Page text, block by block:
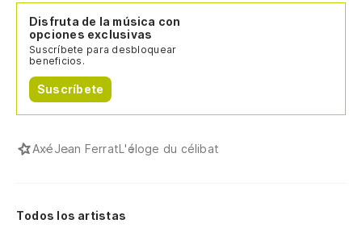
Disfruta de la música con
opciones exclusivas
Suscríbete para desbloquear
beneficios.
Suscríbete
AxéJean FerratL'éloge du célibat
Todos los artistas